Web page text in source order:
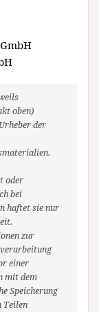
oben)
der
oder
bei
haftet sie nur
zur
einer
mit dem
Speicherung
Teilen